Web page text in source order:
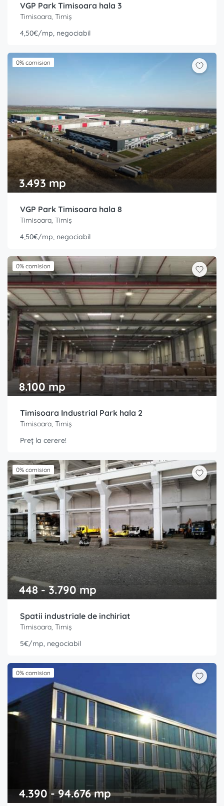
VGP Park Timisoara hala 3
Timisoara, Timiș
4,50€/mp, negociabil
0% comision
3.493 mp
VGP Park Timisoara hala 8
Timisoara, Timiș
4,50€/mp, negociabil
0% comision
8.100 mp
Timisoara Industrial Park hala 2
Timisoara, Timiș
Preț la cerere!
0% comision
448 - 3.790 mp
Spatii industriale de inchiriat
Timisoara, Timiș
5€/mp, negociabil
0% comision
4.390 - 94.676 mp